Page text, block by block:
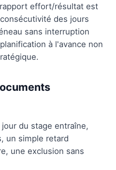
effort/résultat est
des jours
sans interruption
à l'avance non
du stage entraîne,
un simple retard
une exclusion sans